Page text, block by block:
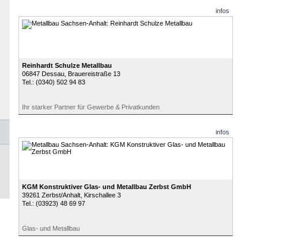
infos
Reinhardt Schulze Metallbau
06847 Dessau, Brauereistraße 13
Tel.: (0340) 502 94 83
Ihr starker Partner für Gewerbe & Privatkunden
infos
KGM Konstruktiver Glas- und Metallbau Zerbst GmbH
39261 Zerbst/Anhalt, Kirschallee 3
Tel.: (03923) 48 69 97
Glas- und Metallbau